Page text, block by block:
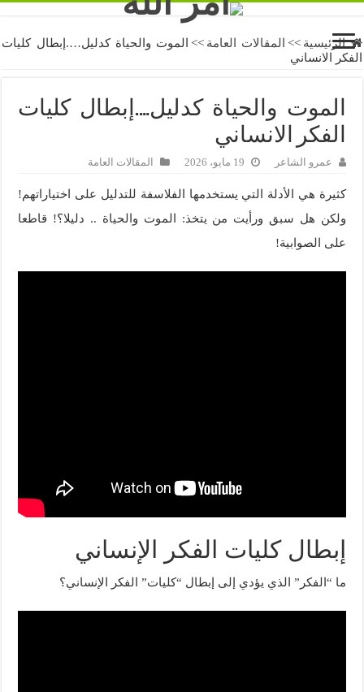
الرئيسية >> المقالات العامة >> الموت والحياة كدليل….إبطال كليات
الفكر الانساني
الموت والحياة كدليل….إبطال كليات
الفكر الانساني
عمرو الشاعر 19 مايو، 2026 المقالات العامة
كثيرة هي الأدلة التي يستخدمها الفلاسفة للتدليل على اختياراتهم!
ولكن هل سبق ورأيت من يتخذ: الموت والحياة .. دليلا؟! قاطعا
على الصوابية!
إبطال كليات الفكر الإنساني
ما “الفكر” الذي يؤدي إلى إبطال “كليات” الفكر الإنساني؟